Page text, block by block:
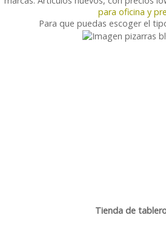
para oficina y
Para que puedas escoger el
Tienda de